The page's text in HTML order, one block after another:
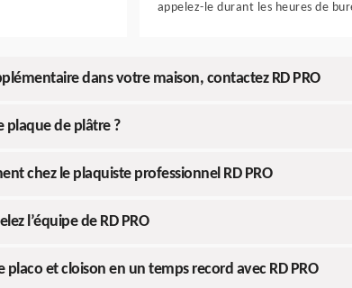
appelez-le durant les heures de
dans votre maison, contactez RD PRO
plaque de plâtre ?
chez le plaquiste professionnel RD PRO
l’équipe de RD PRO
et cloison en un temps record avec RD PRO